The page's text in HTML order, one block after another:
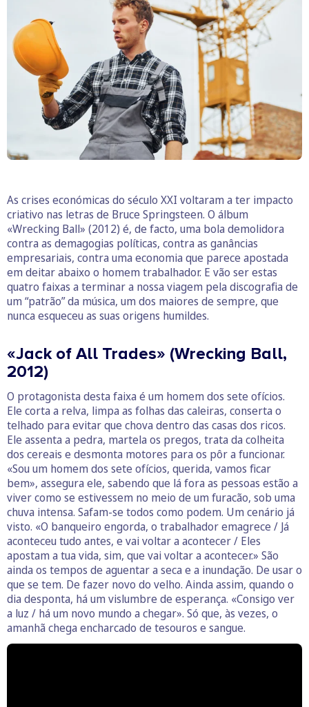
As crises económicas do século XXI voltaram a ter impacto
criativo nas letras de Bruce Springsteen. O álbum
«Wrecking Ball» (2012) é, de facto, uma bola demolidora
contra as demagogias políticas, contra as ganâncias
empresariais, contra uma economia que parece apostada
em deitar abaixo o homem trabalhador. E vão ser estas
quatro faixas a terminar a nossa viagem pela discografia de
um “patrão” da música, um dos maiores de sempre, que
nunca esqueceu as suas origens humildes.
«Jack of All Trades» (Wrecking Ball,
2012)
O protagonista desta faixa é um homem dos sete ofícios.
Ele corta a relva, limpa as folhas das caleiras, conserta o
telhado para evitar que chova dentro das casas dos ricos.
Ele assenta a pedra, martela os pregos, trata da colheita
dos cereais e desmonta motores para os pôr a funcionar.
«Sou um homem dos sete ofícios, querida, vamos ficar
bem», assegura ele, sabendo que lá fora as pessoas estão a
viver como se estivessem no meio de um furacão, sob uma
chuva intensa. Safam-se todos como podem. Um cenário já
visto. «O banqueiro engorda, o trabalhador emagrece / Já
aconteceu tudo antes, e vai voltar a acontecer / Eles
apostam a tua vida, sim, que vai voltar a acontecer.» São
ainda os tempos de aguentar a seca e a inundação. De usar o
que se tem. De fazer novo do velho. Ainda assim, quando o
dia desponta, há um vislumbre de esperança. «Consigo ver
a luz / há um novo mundo a chegar». Só que, às vezes, o
amanhã chega encharcado de tesouros e sangue.